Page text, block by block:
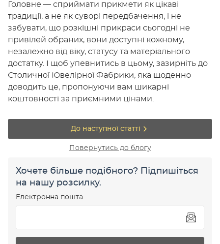
Головне — сприймати прикмети як цікаві
традиції, а не як суворі передбачення, і не
забувати, що розкішні прикраси сьогодні не
привілей обраних, вони доступні кожному,
незалежно від віку, статусу та матеріального
достатку. І щоб упевнитись в цьому, зазирніть до
Столичної Ювелірної Фабрики, яка щоденно
доводить це, пропонуючи вам шикарні
коштовності за приємними цінами.
До наступної статті
Повернутись до блогу
Хочете більше подібного? Підпишіться
на нашу розсилку.
Електронна пошта